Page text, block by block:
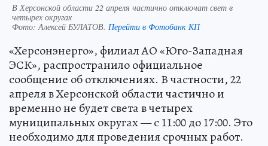
В Херсонской области 22 апреля частично отключат свет в
четырех округах
Фото:Алексей БУЛАТОВ. Перейти в Фотобанк КП
«Херсонэнерго», филиал АО «Юго-Западная
ЭСК», распространило официальное
сообщение об отключениях. В частности, 22
апреля в Херсонской области частично и
временно не будет света в четырех
муниципальных округах — с 11:00 до 17:00. Это
необходимо для проведения срочных работ.